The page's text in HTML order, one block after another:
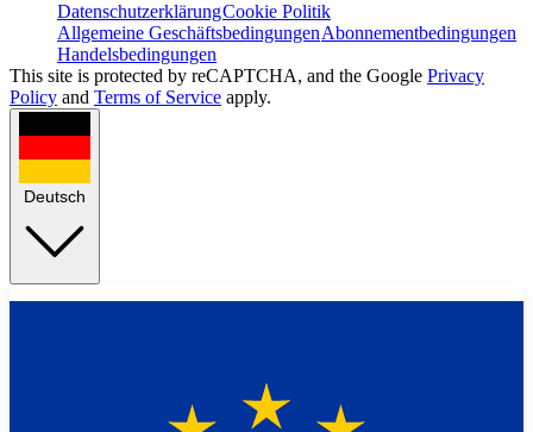
DatenschutzerklärungCookie Politik
Allgemeine GeschäftsbedingungenAbonnementbedingungen
Handelsbedingungen
This site is protected by reCAPTCHA, and the Google Privacy
Policy and Terms of Service apply.
Deutsch